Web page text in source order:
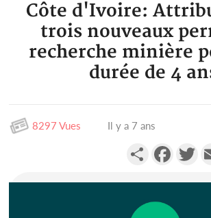
Côte d'Ivoire:
trois nouveaux
recherche minière
durée de 4
8297 Vues Il y a 7 ans
Partager